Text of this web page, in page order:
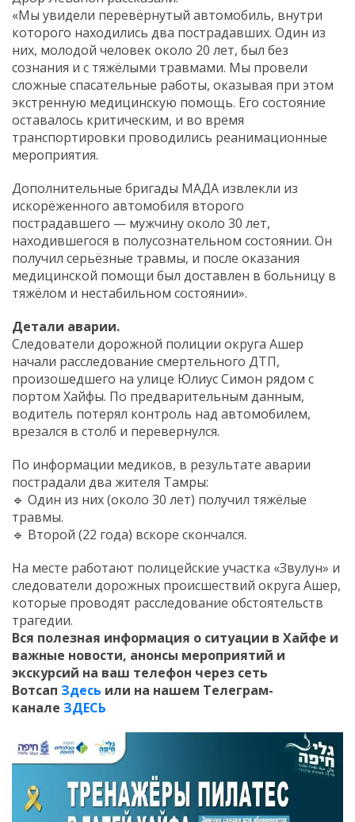
«Мы увидели перевёрнутый автомобиль, внутри
которого находились два пострадавших. Один из
них, молодой человек около 20 лет, был без
сознания и с тяжёлыми травмами. Мы провели
сложные спасательные работы, оказывая при этом
экстренную медицинскую помощь. Его состояние
оставалось критическим, и во время
транспортировки проводились реанимационные
мероприятия.
Дополнительные бригады МАДА извлекли из
искорёженного автомобиля второго
пострадавшего — мужчину около 30 лет,
находившегося в полусознательном состоянии. Он
получил серьёзные травмы, и после оказания
медицинской помощи был доставлен в больницу в
тяжёлом и нестабильном состоянии».
Детали аварии.
Следователи дорожной полиции округа Ашер
начали расследование смертельного ДТП,
произошедшего на улице Юлиус Симон рядом с
портом Хайфы. По предварительным данным,
водитель потерял контроль над автомобилем,
врезался в столб и перевернулся.
По информации медиков, в результате аварии
пострадали два жителя Тамры:
🔹 Один из них (около 30 лет) получил тяжёлые
травмы.
🔹 Второй (22 года) вскоре скончался.
На месте работают полицейские участка «Звулун» и
следователи дорожных происшествий округа Ашер,
которые проводят расследование обстоятельств
трагедии.
Вся полезная информация о ситуации в Хайфе и
важные новости, анонсы мероприятий и
экскурсий на ваш телефон через сеть
Вотсап Здесь или на нашем Телеграм-
канале ЗДЕСЬ